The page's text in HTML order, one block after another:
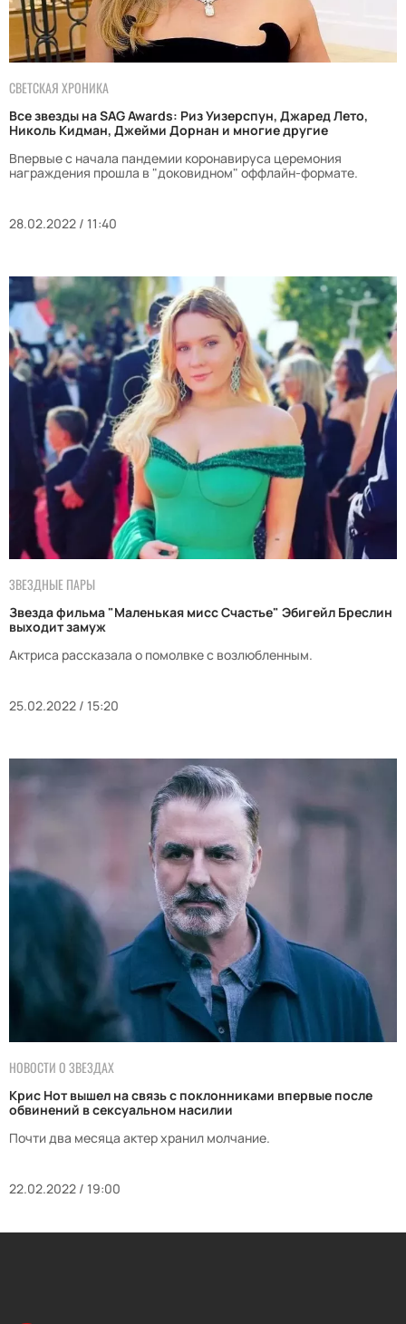
СВЕТСКАЯ ХРОНИКА
Все звезды на SAG Awards: Риз Уизерспун, Джаред Лето,
Николь Кидман, Джейми Дорнан и многие другие
Впервые с начала пандемии коронавируса церемония
награждения прошла в "доковидном" оффлайн-формате.
28.02.2022 / 11:40
ЗВЕЗДНЫЕ ПАРЫ
Звезда фильма "Маленькая мисс Счастье" Эбигейл Бреслин
выходит замуж
Актриса рассказала о помолвке с возлюбленным.
25.02.2022 / 15:20
НОВОСТИ О ЗВЕЗДАХ
Крис Нот вышел на связь с поклонниками впервые после
обвинений в сексуальном насилии
Почти два месяца актер хранил молчание.
22.02.2022 / 19:00